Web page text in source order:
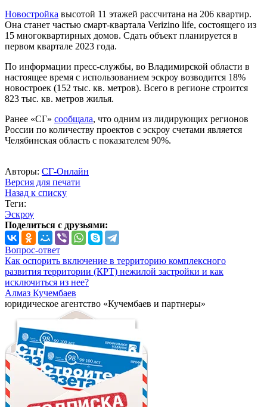
Новостройка высотой 11 этажей рассчитана на 206 квартир.
Она станет частью смарт-квартала Verizino life, состоящего из
15 многоквартирных домов. Сдать объект планируется в
первом квартале 2023 года.
По информации пресс-службы, во Владимирской области в
настоящее время с использованием эскроу возводится 18%
новостроек (152 тыс. кв. метров). Всего в регионе строится
823 тыс. кв. метров жилья.
Ранее «СГ» сообщала, что одним из лидирующих регионов
России по количеству проектов с эскроу счетами является
Челябинская область с показателем 90%.
Авторы: СГ-Онлайн
Версия для печати
Назад к списку
Теги:
Эскроу
Поделиться с друзьями:
Вопрос-ответ
Как оспорить включение в территорию комплексного
развития территории (КРТ) нежилой застройки и как
исключиться из нее?
Алмаз Кучембаев
юридическое агентство «Кучембаев и партнеры»